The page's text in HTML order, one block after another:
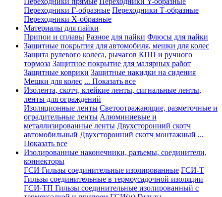
Переходники Г-образные Переходники Т-образные
Переходники Х-образные
Материалы для пайки
Припои и сплавы Разное для пайки Флюсы для пайки
Защитные покрытия для автомобиля, мешки для колес
Защита рулевого колеса, рычагов КПП и ручного
тормоза Защитное покрытие для малярных работ
Защитные коврики Защитные накидки на сидения
Мешки для колес ... Показать все
Изолента, скотч, клейкие ленты, сигнальные ленты,
ленты для ограждений
Изоляционные ленты Светоотражающие, разметочные и
оградительные ленты Алюминиевые и
металлизированные ленты Двухсторонний скотч
автомобильный Двухсторонний скотч монтажный ...
Показать все
Изолированные наконечники, разъемы, соединители,
коннекторы
ГСИ Гильзы соединительные изолированные ГСИ-Т
Гильзы соединительные в термоусадочной изоляции
ГСИ-ТП Гильзы соединительные изолированный с